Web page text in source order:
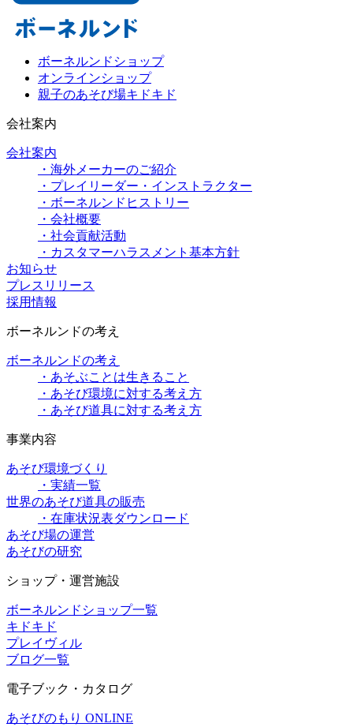
ボーネルンドショップ
オンラインショップ
親子のあそび場キドキド
会社案内
会社案内
・海外メーカーのご紹介
・プレイリーダー・インストラクター
・ボーネルンドヒストリー
・会社概要
・社会貢献活動
・カスタマーハラスメント基本方針
お知らせ
プレスリリース
採用情報
ボーネルンドの考え
ボーネルンドの考え
・あそぶことは生きること
・あそび環境に対する考え方
・あそび道具に対する考え方
事業内容
あそび環境づくり
・実績一覧
世界のあそび道具の販売
・在庫状況表ダウンロード
あそび場の運営
あそびの研究
ショップ・運営施設
ボーネルンドショップ一覧
キドキド
プレイヴィル
ブログ一覧
電子ブック・カタログ
あそびのもり ONLINE